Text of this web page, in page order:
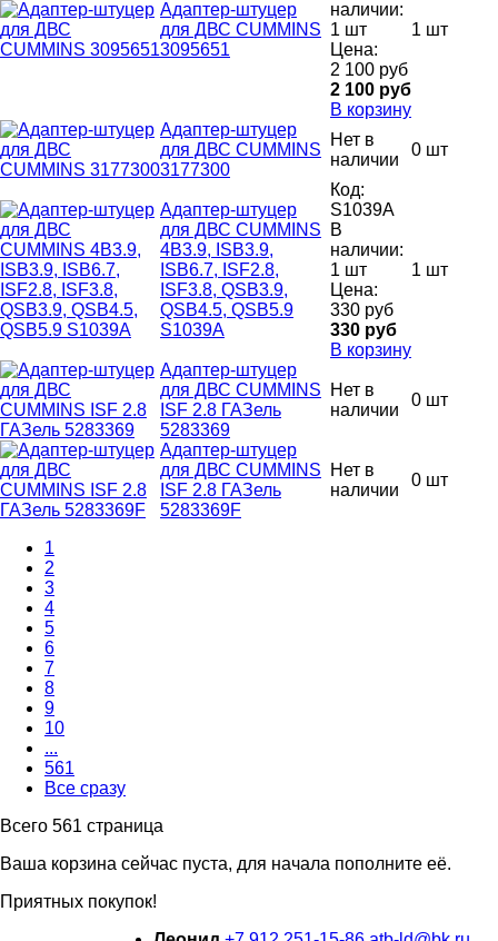
Адаптер-штуцер
для ДВС CUMMINS
3095651
наличии:
1 шт
Цена:
2 100 руб
2 100 руб
В корзину
1 шт
Адаптер-штуцер
для ДВС CUMMINS
3177300
Нет в
наличии
0 шт
Адаптер-штуцер
для ДВС CUMMINS
4B3.9, ISB3.9,
ISB6.7, ISF2.8,
ISF3.8, QSB3.9,
QSB4.5, QSB5.9
S1039A
Код:
S1039A
В
наличии:
1 шт
Цена:
330 руб
330 руб
В корзину
1 шт
Адаптер-штуцер
для ДВС CUMMINS
ISF 2.8 ГАЗель
5283369
Нет в
наличии
0 шт
Адаптер-штуцер
для ДВС CUMMINS
ISF 2.8 ГАЗель
5283369F
Нет в
наличии
0 шт
1
2
3
4
5
6
7
8
9
10
...
561
Все сразу
Всего 561 страница
Ваша корзина сейчас пуста, для начала пополните её.
Приятных покупок!